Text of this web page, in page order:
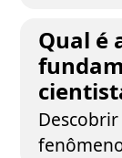
Qual é